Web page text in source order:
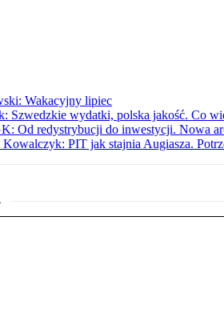
Wakacyjny lipiec
Szwedzkie wydatki, polska jakość. Co
Od redystrybucji do inwestycji. Nowa
PIT jak stajnia Augiasza.